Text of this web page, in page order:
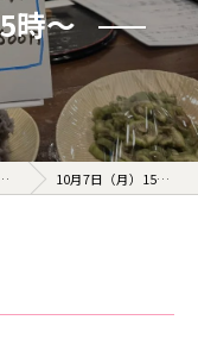
時〜
10月7日（月）15時〜